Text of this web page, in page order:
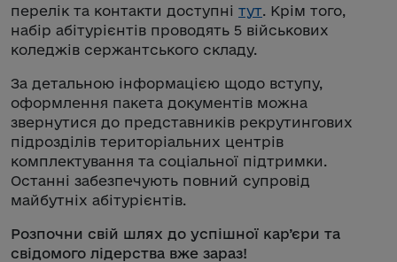
перелік та контакти доступні тут. Крім того,
набір абітурієнтів проводять 5 військових
коледжів сержантського складу.
За детальною інформацією щодо вступу,
оформлення пакета документів можна
звернутися до представників рекрутингових
підрозділів територіальних центрів
комплектування та соціальної підтримки.
Останні забезпечують повний супровід
майбутніх абітурієнтів.
Розпочни свій шлях до успішної кар’єри та
свідомого лідерства вже зараз!